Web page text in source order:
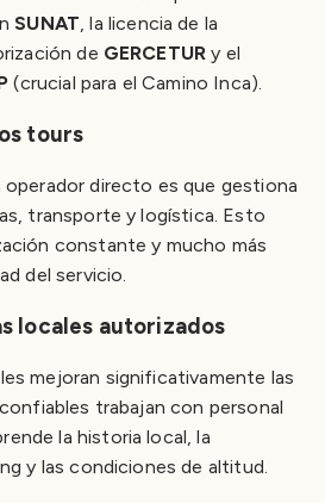
SUNAT, la licencia de la
de GERCETUR y el
(crucial para el Camino Inca).
tours
operador directo es que gestiona
transporte y logística. Esto
constante y mucho más
del servicio.
locales autorizados
mejoran significativamente las
trabajan con personal
la historia local, la
y las condiciones de altitud.